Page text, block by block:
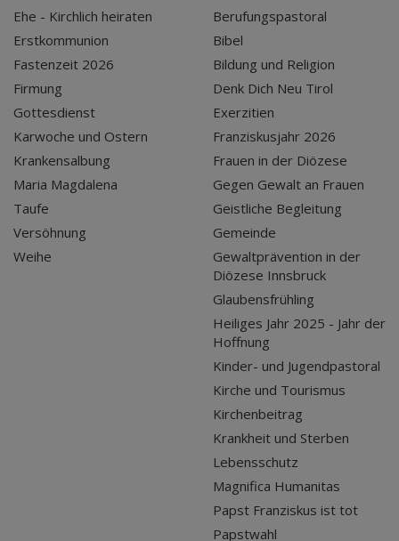
Ehe - Kirchlich heiraten
Erstkommunion
Fastenzeit 2026
Firmung
Gottesdienst
Karwoche und Ostern
Krankensalbung
Maria Magdalena
Taufe
Versöhnung
Weihe
Berufungspastoral
Bibel
Bildung und Religion
Denk Dich Neu Tirol
Exerzitien
Franziskusjahr 2026
Frauen in der Diözese
Gegen Gewalt an Frauen
Geistliche Begleitung
Gemeinde
Gewaltprävention in der
Diözese Innsbruck
Glaubensfrühling
Heiliges Jahr 2025 - Jahr der
Hoffnung
Kinder- und Jugendpastoral
Kirche und Tourismus
Kirchenbeitrag
Krankheit und Sterben
Lebensschutz
Magnifica Humanitas
Papst Franziskus ist tot
Papstwahl